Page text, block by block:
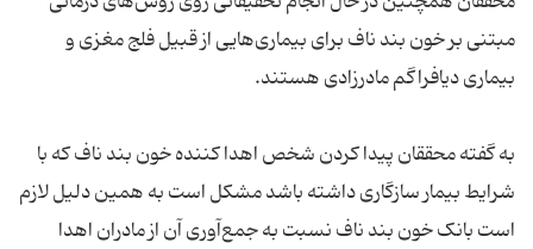
مبتنی بر خون بند ناف برای بیماری‌هایی از قبیل فلج مغزی و
بیماری دیافراگم مادرزادی هستند.
به گفته محققان پیدا کردن شخص اهدا کننده خون بند ناف که با
شرایط بیمار سازگاری داشته باشد مشکل است به همین دلیل لازم
است بانک خون بند ناف نسبت به جمع‌آوری آن از مادران اهدا